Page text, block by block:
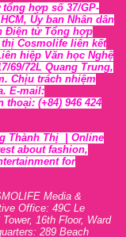
hợp số 37/GP-
Ủy ban Nhân dân
Điện tử Tổng hợp
Cosmolife liên kết
hiệp Văn học Nghệ
69/72L Quang Trung,
Chịu trách nhiệm
E-mail:
(+84) 946 424
Thành Thị | Online
t about fashion,
for
Media &
Office: 49C Le
16th Floor, Ward
289 Beach